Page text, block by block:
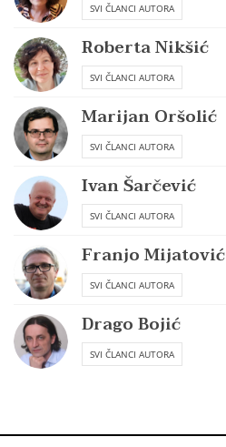
SVI ČLANCI AUTORA
Roberta Nikšić
SVI ČLANCI AUTORA
Marijan Oršolić
SVI ČLANCI AUTORA
Ivan Šarčević
SVI ČLANCI AUTORA
Franjo Mijatović
SVI ČLANCI AUTORA
Drago Bojić
SVI ČLANCI AUTORA